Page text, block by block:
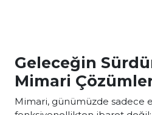
Geleceğin
Mimari
Mimari, günümüzde sadece